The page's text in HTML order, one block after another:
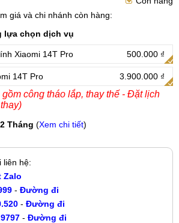
giá và chi nhánh còn hàng:
lựa chọn dịch vụ
Xiaomi 14T Pro 500.000 ₫
14T Pro 3.900.000 ₫
công tháo lắp, thay thế - Đặt lịch
Tháng (Xem chi tiết)
liên hệ:
Zalo
- Đường đi
- Đường đi
- Đường đi